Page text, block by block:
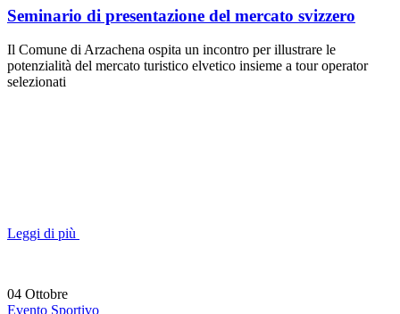
Seminario di presentazione del mercato svizzero
Il Comune di Arzachena ospita un incontro per illustrare le
potenzialità del mercato turistico elvetico insieme a tour operator
selezionati
Leggi di più
04 Ottobre
Evento Sportivo